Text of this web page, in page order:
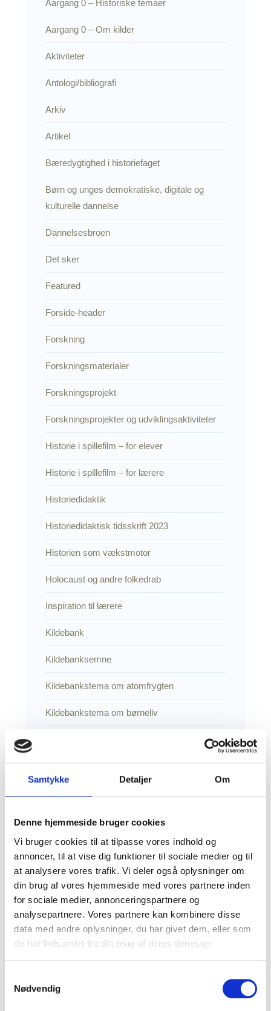
Samtykke Detaljer Om
Denne hjemmeside bruger cookies
Vi bruger cookies til at tilpasse vores indhold og
annoncer, til at vise dig funktioner til sociale medier og til
at analysere vores trafik. Vi deler også oplysninger om
din brug af vores hjemmeside med vores partnere inden
for sociale medier, annonceringspartnere og
analysepartnere. Vores partnere kan kombinere disse
data med andre oplysninger, du har givet dem, eller som
de har indsamlet fra din brug af deres tjenester.
Nødvendig
Aargang 0 – Historiske temaer
Aargang 0 – Om kilder
Aktiviteter
Antologi/bibliografi
Arkiv
Artikel
Bæredygtighed i historiefaget
Børn og unges demokratiske, digitale og
kulturelle dannelse
Dannelsesbroen
Det sker
Featured
Forside-header
Forskning
Forskningsmaterialer
Forskningsprojekt
Forskningsprojekter og udviklingsaktiviteter
Historie i spillefilm – for elever
Historie i spillefilm – for lærere
Historiedidaktik
Historiedidaktisk tidsskrift 2023
Historien som vækstmotor
Holocaust og andre folkedrab
Inspiration til lærere
Kildebank
Kildebanksemne
Kildebankstema om atomfrygten
Kildebankstema om børneliv
Kildebankstema om epidemier
Kildebankstema om genforeningen
Kildebankstema om hekse
Kildebankstema om kærlighed, køn og
seksualitet
Kildebankstema om Rigsfællesskabet
Kildebankstema om Slavegjort eller fri
Kildebankstema om spadeslaget